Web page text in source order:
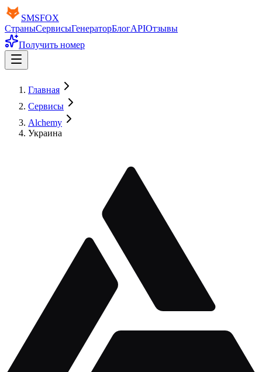
SMSFOX
СтраныСервисыГенераторБлогAPIОтзывы
Получить номер
Главная
Сервисы
Alchemy
Украина